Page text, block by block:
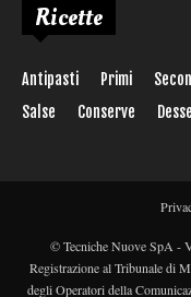
Ricette
Antipasti Primi
Salse
Conserve
© Tecniche Nuove SpA -
Registrazione al Tribunale di
degli Operatori della